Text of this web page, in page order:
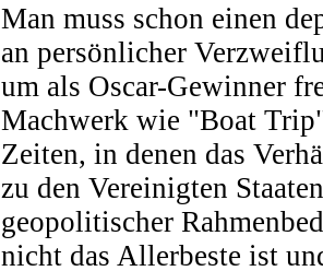
Man muss schon einen
an persönlicher
um als Oscar-Gewinner
Machwerk wie "Boat
Zeiten, in denen das
zu den Vereinigten
geopolitischer
nicht das Allerbeste ist